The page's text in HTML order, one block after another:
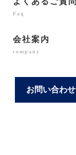
Faq
会社案内
company
お問い合わせ